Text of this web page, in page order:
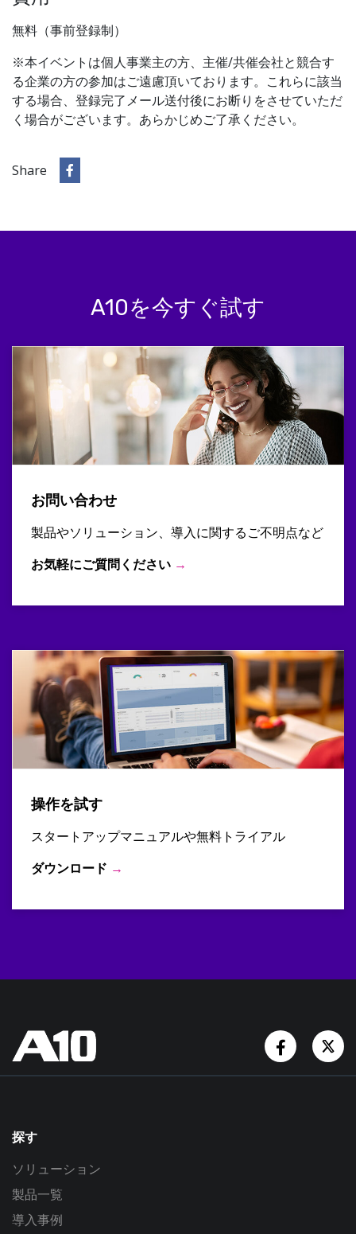
無料（事前登録制）
※本イベントは個人事業主の方、主催/共催会社と競合す
る企業の方の参加はご遠慮頂いております。これらに該当
する場合、登録完了メール送付後にお断りをさせていただ
く場合がございます。あらかじめご了承ください。
Share
A10を今すぐ試す
お問い合わせ
製品やソリューション、導入に関するご不明点など
お気軽にご質問ください →
操作を試す
スタートアップマニュアルや無料トライアル
ダウンロード →
探す
ソリューション
製品一覧
導入事例